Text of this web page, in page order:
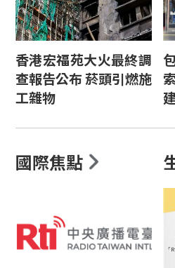
香港宏福苑大火最終調
查報告公布 菸頭引燃施
工雜物
國際焦點